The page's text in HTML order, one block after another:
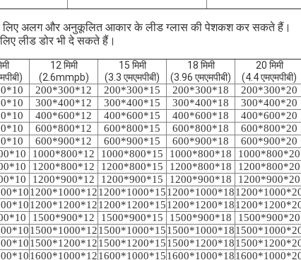
लिए अलग और अनुकूलित आकार के लीड ग्लास की पेशकश कर सकते हैं।
लीड डोर भी दे सकते हैं।
12 मिमी
(2.6mmpb)
15 मिमी
(3.3 एमएमपीबी)
18 मिमी
(3.96 एमएमपीबी)
20 मिमी
(4.4 एमएमपीबी)
200*300*12 200*300*15 200*300*18 200*300*20
300*400*12 300*400*15 300*400*18 300*400*20
400*600*12 400*600*15 400*600*18 400*600*20
600*800*12 600*800*15 600*800*18 600*800*20
600*900*12 600*900*15 600*900*18 600*900*20
1000*800*12 1000*800*15 1000*800*18 1000*800*20
1200*800*12 1200*800*15 1200*800*18 1200*800*20
1200*900*12 1200*900*15 1200*900*18 1200*900*20
1200*1000*121200*1000*151200*1000*18
1200*1200*121200*1200*151200*1200*18
1500*900*12 1500*900*15 1500*900*18 1500*900*20
1500*1000*121500*1000*151500*1000*18
1500*1200*121500*1200*151500*1200*18
1600*1000*121600*1000*151600*1000*18